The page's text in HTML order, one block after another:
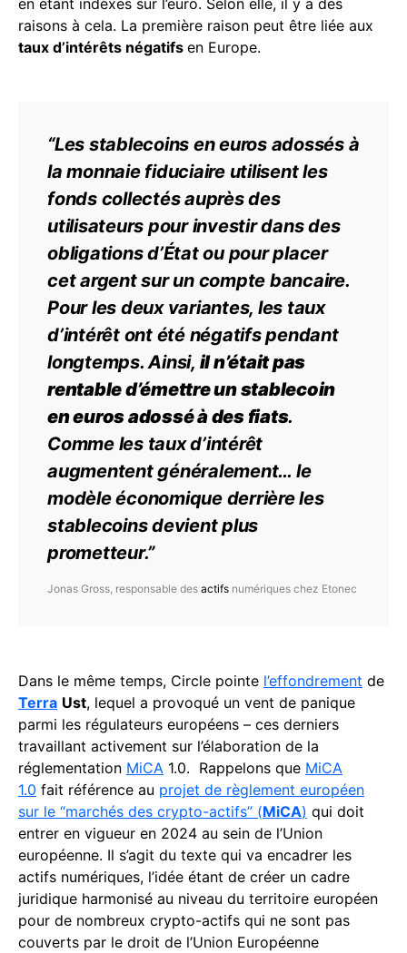
en étant indéxés sur l’euro. Selon elle, il y a des
raisons à cela. La première raison peut être liée aux
taux d’intérêts négatifs en Europe.
“Les stablecoins en euros adossés à
la monnaie fiduciaire utilisent les
fonds collectés auprès des
utilisateurs pour investir dans des
obligationsd’État ou pour placer
cet argent sur un compte bancaire.
Pour les deux variantes, les taux
d’intérêt ont été négatifs pendant
longtemps. Ainsi, il n’était pas
rentable d’émettre un stablecoin
eneurosadossé à des fiats.
Comme les taux d’intérêt
augmentent généralement… le
modèle économique derrière les
stablecoins devient plus
prometteur.”
Jonas Gross, responsable des actifs numériques chez Etonec
Dans le même temps, Circle pointe l’effondrement de
Terra Ust, lequel a provoqué un vent de panique
parmi les régulateurs européens – ces derniers
travaillant activement sur l’élaboration de la
réglementation MiCA 1.0. Rappelons que MiCA
1.0 fait référence au projet de règlement européen
sur le “marchés des crypto-actifs” (MiCA) qui doit
entrer en vigueur en 2024 au sein de l’Union
européenne. Il s’agit du texte qui va encadrer les
actifs numériques, l’idée étant de créer un cadre
juridique harmonisé au niveau du territoire européen
pour de nombreux crypto-actifs qui ne sont pas
couverts par le droit de l’Union Européenne